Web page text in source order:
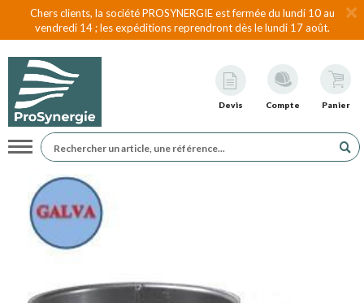
Chers clients, la société PROSYNERGIE est fermée du lundi 10 au
vendredi 14 ; les expéditions reprendront dès le lundi 17 août.
Devis Compte Panier
Navigation